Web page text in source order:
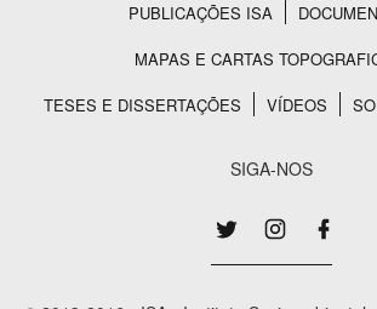
Rodapé
PUBLICAÇÕES ISA
MAPAS E CARTAS
TESES E DISSERTAÇÕES
VÍDEOS
SIGA-NOS